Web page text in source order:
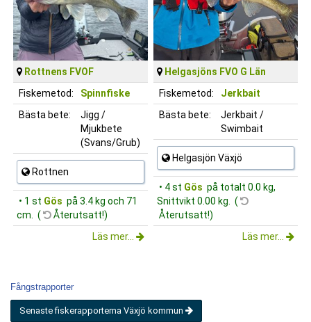
Rottnens FVOF
Fiskemetod:
Spinnfiske
Bästa bete:
Jigg /
Mjukbete
(Svans/Grub)
Rottnen
• 1 st Gös på 3.4 kg och 71
cm. (
Återutsatt!)
Läs mer...
Helgasjöns FVO G Län
Fiskemetod:
Jerkbait
Bästa bete:
Jerkbait /
Swimbait
Helgasjön Växjö
• 4 st Gös på totalt 0.0 kg,
Snittvikt 0.00 kg. (
Återutsatt!)
Läs mer...
Fångstrapporter
Senaste fiskerapporterna Växjö kommun